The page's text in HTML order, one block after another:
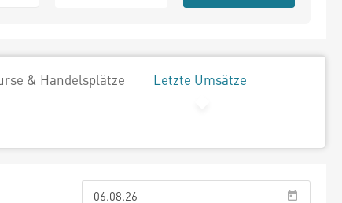
& Handelsplätze Letzte Umsätze